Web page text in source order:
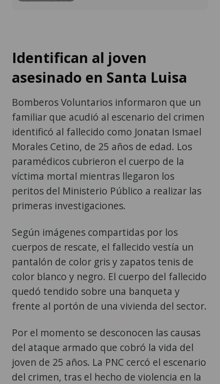
Identifican al joven
asesinado en Santa Luisa
Bomberos Voluntarios informaron que un
familiar que acudió al escenario del crimen
identificó al fallecido como Jonatan Ismael
Morales Cetino, de 25 años de edad. Los
paramédicos cubrieron el cuerpo de la
víctima mortal mientras llegaron los
peritos del Ministerio Público a realizar las
primeras investigaciones.
Según imágenes compartidas por los
cuerpos de rescate, el fallecido vestía un
pantalón de color gris y zapatos tenis de
color blanco y negro. El cuerpo del fallecido
quedó tendido sobre una banqueta y
frente al portón de una vivienda del sector.
Por el momento se desconocen las causas
del ataque armado que cobró la vida del
joven de 25 años. La PNC cercó el escenario
del crimen, tras el hecho de violencia en la